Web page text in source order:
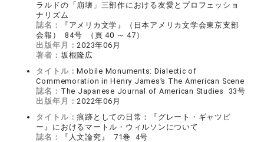
ラルドの「崩壊」三部作における友愛とプロフェッショ
ナリズム
誌名：
『アメリカ文学』（日本アメリカ文学会東京支部
会報） 84号 （頁 40 ～ 47）
出版年月：2023年06月
著者： 坂根隆広
タイトル：Mobile Monuments: Dialectic of
Commemoration in Henry James’s The American Scene
誌名： The Japanese Journal of American Studies 33号
出版年月：2022年06月
タイトル：痕跡としての日常：『グレート・ギャツビ
ー』におけるマートル・ウィルソンについて
誌名：
『人文論究』 71巻 4号